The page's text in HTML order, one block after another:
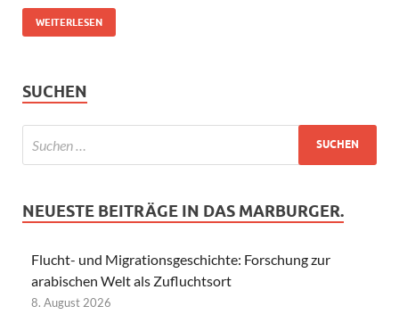
WEITERLESEN
SUCHEN
NEUESTE BEITRÄGE IN DAS MARBURGER.
Flucht- und Migrationsgeschichte: Forschung zur
arabischen Welt als Zufluchtsort
8. August 2026